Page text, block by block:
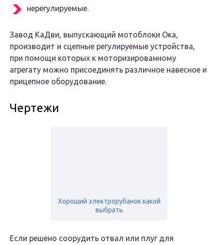
нерегулируемые.
Завод КаДви, выпускающий мотоблоки Ока,
производит и сцепные регулируемые устройства,
при помощи которых к моторизированному
агрегату можно присоединять различное навесное и
прицепное оборудование.
Чертежи
Хороший электрорубанок какой
выбрать
Если решено соорудить отвал или плуг для